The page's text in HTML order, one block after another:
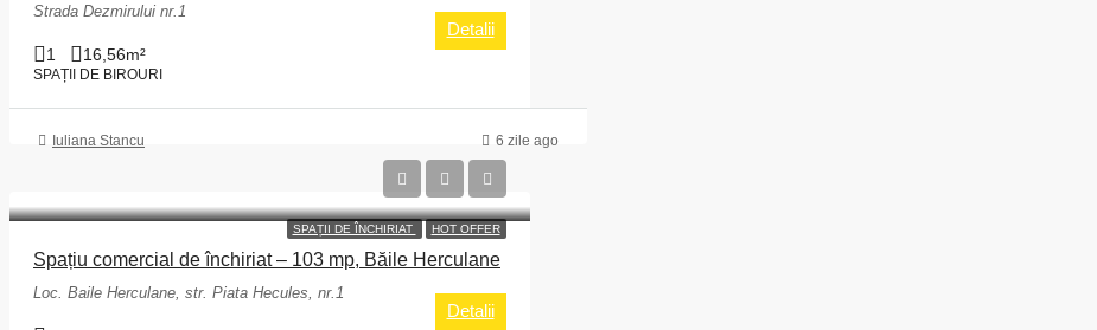
Strada Dezmirului nr.1
1 16,56m²
SPAȚII DE BIROURI
Detalii
Iuliana Stancu 6 zile ago
SPAȚII DE ÎNCHIRIAT HOT OFFER
Spațiu comercial de închiriat – 103 mp, Băile Herculane
Loc. Baile Herculane, str. Piata Hecules, nr.1
Detalii